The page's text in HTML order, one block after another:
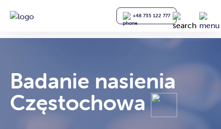
+48 735 122 777
Badanie nasienia
Częstochowa